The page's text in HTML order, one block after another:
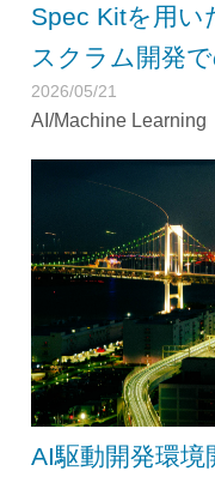
Spec Kitを用い
スクラム開発
2026/05/21
AI/Machine Learning
AI駆動開発環境